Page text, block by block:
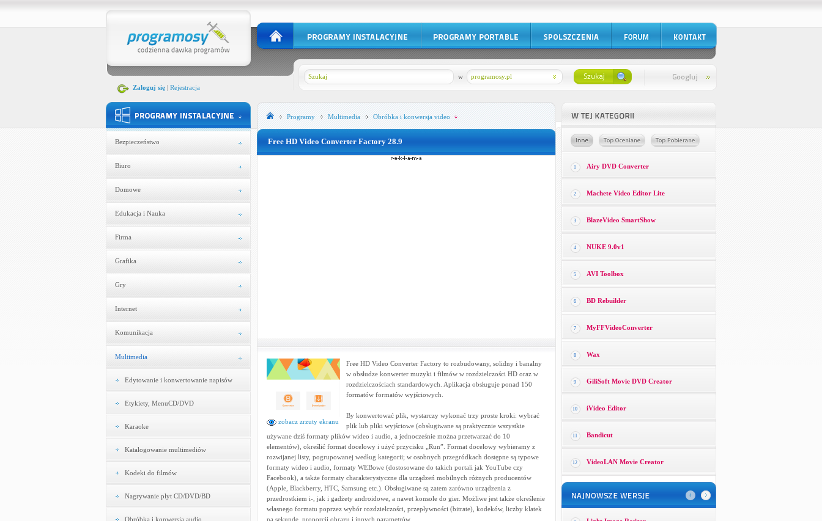
Zaloguj się| Rejestracja
programosy.pl
w
Bezpieczeństwo
Biuro
Domowe
Edukacja i Nauka
Firma
Grafika
Gry
Internet
Komunikacja
Multimedia
Edytowanie i konwertowanie napisów
Etykiety, MenuCD/DVD
Karaoke
Katalogowanie multimediów
Kodeki do filmów
Nagrywanie płyt CD/DVD/BD
Obróbka i konwersja audio
Programy Multimedia Obróbka i konwersja video
Free HD Video Converter Factory 28.9
zobacz zrzuty ekranu
Free HD Video Converter Factory to rozbudowany, solidny i banalny
w obsłudze konwerter muzyki i filmów w rozdzielczości HD oraz w
rozdzielczościach standardowych. Aplikacja obsługuje ponad 150
formatów formatów wyjściowych.
By konwertować plik, wystarczy wykonać trzy proste kroki: wybrać
plik lub pliki wyjściowe (obsługiwane są praktycznie wszystkie
używane dziś formaty plików wideo i audio, a jednocześnie można przetwarzać do 10
elementów), określić format docelowy i użyć przycisku „Run”. Format docelowy wybieramy z
rozwijanej listy, pogrupowanej według kategorii; w osobnych przegródkach dostępne są typowe
formaty wideo i audio, formaty WEBowe (dostosowane do takich portali jak YouTube czy
Facebook), a także formaty charakterystyczne dla urządzeń mobilnych różnych producentów
(Apple, Blackberry, HTC, Samsung etc.). Obsługiwane są zatem zarówno urządzenia z
przedrostkiem i-, jak i gadżety androidowe, a nawet konsole do gier. Możliwe jest także określenie
własnego formatu poprzez wybór rozdzielczości, przepływności (bitrate), kodeków, liczby klatek
na sekundę, proporcji obrazu i innych parametrów.
1 Airy DVD Converter
2 Machete Video Editor Lite
3 BlazeVideo SmartShow
4 NUKE 9.0v1
5 AVI Toolbox
6 BD Rebuilder
7 MyFFVideoConverter
8 Wax
9 GiliSoft Movie DVD Creator
10 iVideo Editor
11 Bandicut
12 VideoLAN Movie Creator